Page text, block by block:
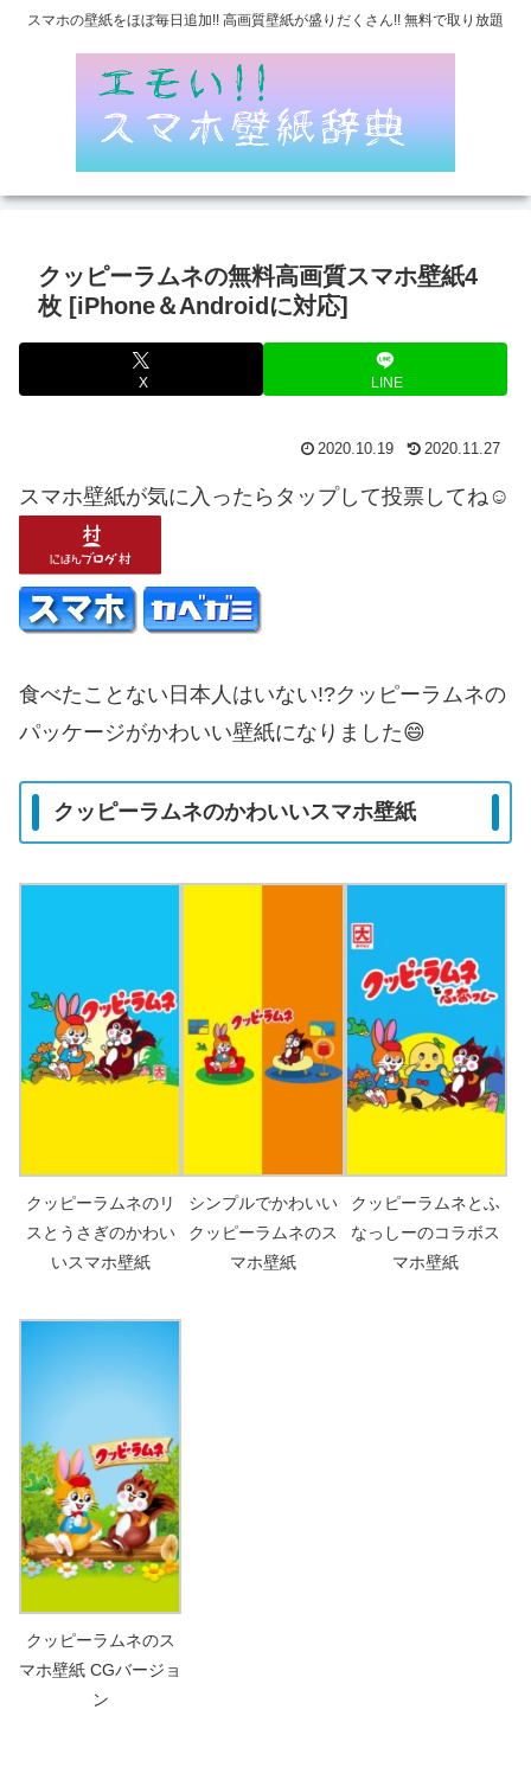
スマホの壁紙をほぼ毎日追加!! 高画質壁紙が盛りだくさん!! 無料で取り放題
クッピーラムネの無料高画質スマホ壁紙4
枚 [iPhone＆Androidに対応]
X LINE
2020.10.19 2020.11.27
スマホ壁紙が気に入ったらタップして投票してね☺
食べたことない日本人はいない!?クッピーラムネの
パッケージがかわいい壁紙になりました😄
クッピーラムネのかわいいスマホ壁紙
クッピーラムネのリ
スとうさぎのかわい
いスマホ壁紙
シンプルでかわいい
クッピーラムネのス
マホ壁紙
クッピーラムネとふ
なっしーのコラボス
マホ壁紙
クッピーラムネのス
マホ壁紙 CGバージョ
ン